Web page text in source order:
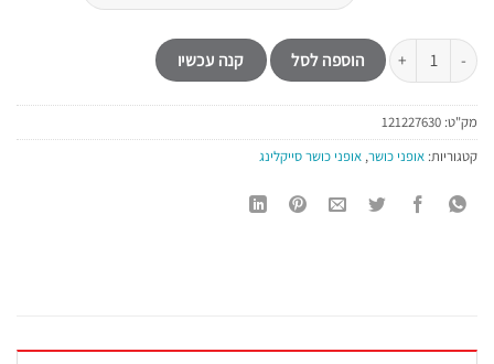
כמות של אופני כושר סייקלינג מקצועיים B-CORE ONYX
הוספה לסל קנה עכשיו
מק"ט: 121227630
קטגוריות: אופני כושר, אופני כושר סייקלינג